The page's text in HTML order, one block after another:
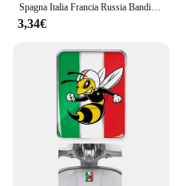
Spagna Italia Francia Russia Bandiera Adesivo in edizione limitata per Aprilia Ducati MONSTER Benelli per decalcomanie Vespa
3,34€